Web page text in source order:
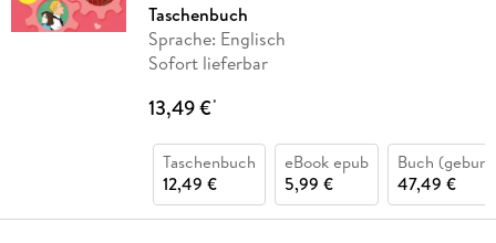
Taschenbuch
Sprache: Englisch
Sofort lieferbar
13,49 €*
Taschenbuch
12,49 €
eBook epub
5,99 €
Buch
47,49 €